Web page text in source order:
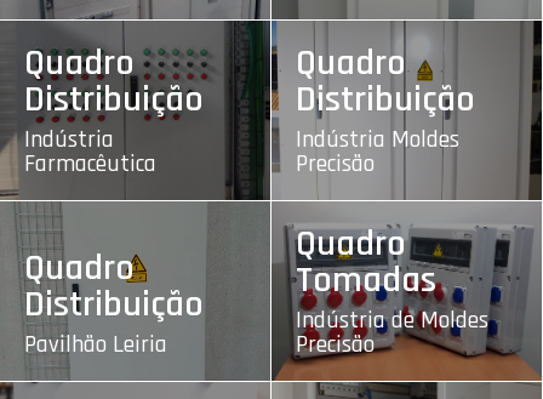
Quadro
Distribuição
Indústria
Farmacêutica
Quadro
Distribuição
Indústria Moldes
Precisão
Quadro
Distribuição
Pavilhão Leiria
Quadro
Tomadas
Indústria de Moldes
Precisão